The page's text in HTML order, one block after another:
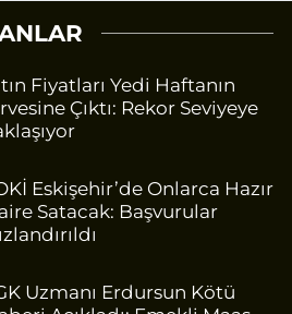
Fiyatları Yedi Haftanın
Çıktı: Rekor Seviyeye
Eskişehir’de Onlarca Hazır
Satacak: Başvurular
Uzmanı Erdursun Kötü